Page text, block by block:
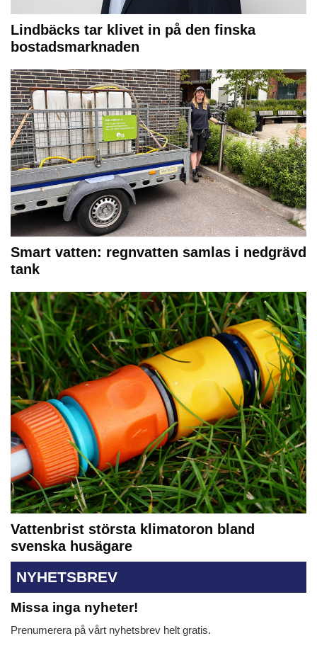
Lindbäcks tar klivet in på den finska
bostadsmarknaden
Smart vatten: regnvatten samlas i nedgrävd
tank
Vattenbrist största klimatoron bland
svenska husägare
NYHETSBREV
Missa inga nyheter!
Prenumerera på vårt nyhetsbrev helt gratis.